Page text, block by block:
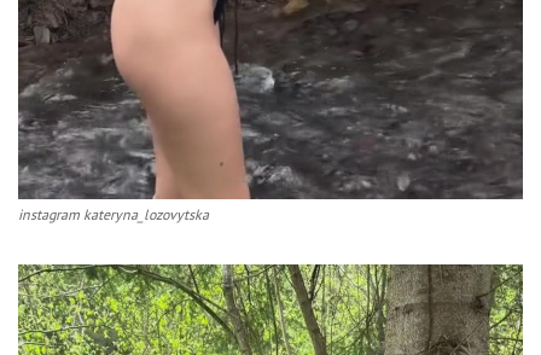
instagram kateryna_lozovytska